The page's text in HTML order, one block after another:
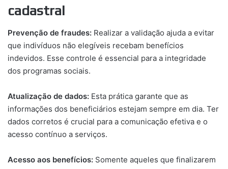
cadastral
Prevenção de fraudes: Realizar a validação ajuda a evitar
que indivíduos não elegíveis recebam benefícios
indevidos. Esse controle é essencial para a integridade
dos programas sociais.
Atualização de dados: Esta prática garante que as
informações dos beneficiários estejam sempre em dia. Ter
dados corretos é crucial para a comunicação efetiva e o
acesso contínuo a serviços.
Acesso aos benefícios: Somente aqueles que finalizarem